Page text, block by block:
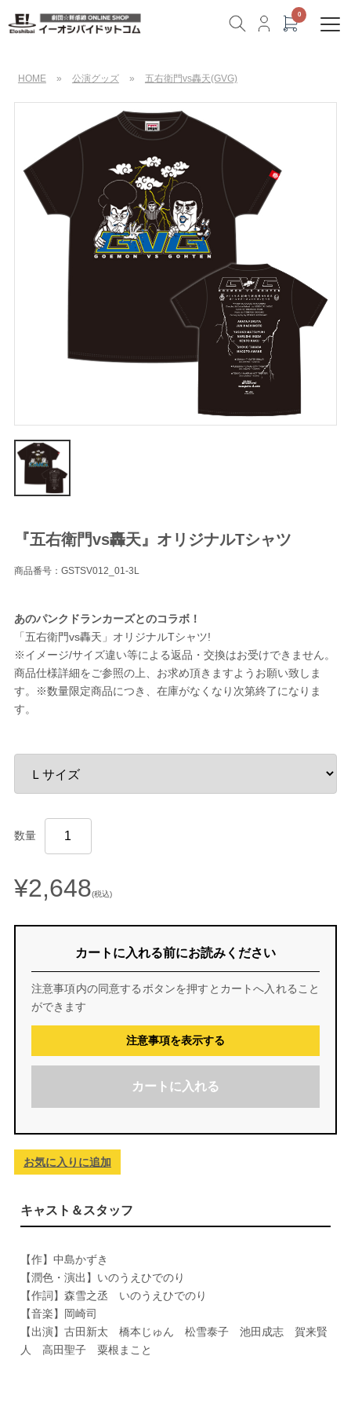
HOME » 公演グッズ » 五右衛門vs轟天(GVG)
『五右衛門vs轟天』オリジナルTシャツ
商品番号：GSTSV012_01-3L
あのパンクドランカーズとのコラボ！
「五右衛門vs轟天」オリジナルTシャツ!
※イメージ/サイズ違い等による返品・交換はお受けできません。
商品仕様詳細をご参照の上、お求め頂きますようお願い致しま
す。※数量限定商品につき、在庫がなくなり次第終了になりま
す。
数量
¥2,648(税込)
カートに入れる前にお読みください
注意事項内の同意するボタンを押すとカートへ入れること
ができます
注意事項を表示する
カートに入れる
お気に入りに追加
キャスト＆スタッフ
【作】中島かずき
【潤色・演出】いのうえひでのり
【作詞】森雪之丞 いのうえひでのり
【音楽】岡崎司
【出演】古田新太 橋本じゅん 松雪泰子 池田成志 賀来賢
人 高田聖子 粟根まこと